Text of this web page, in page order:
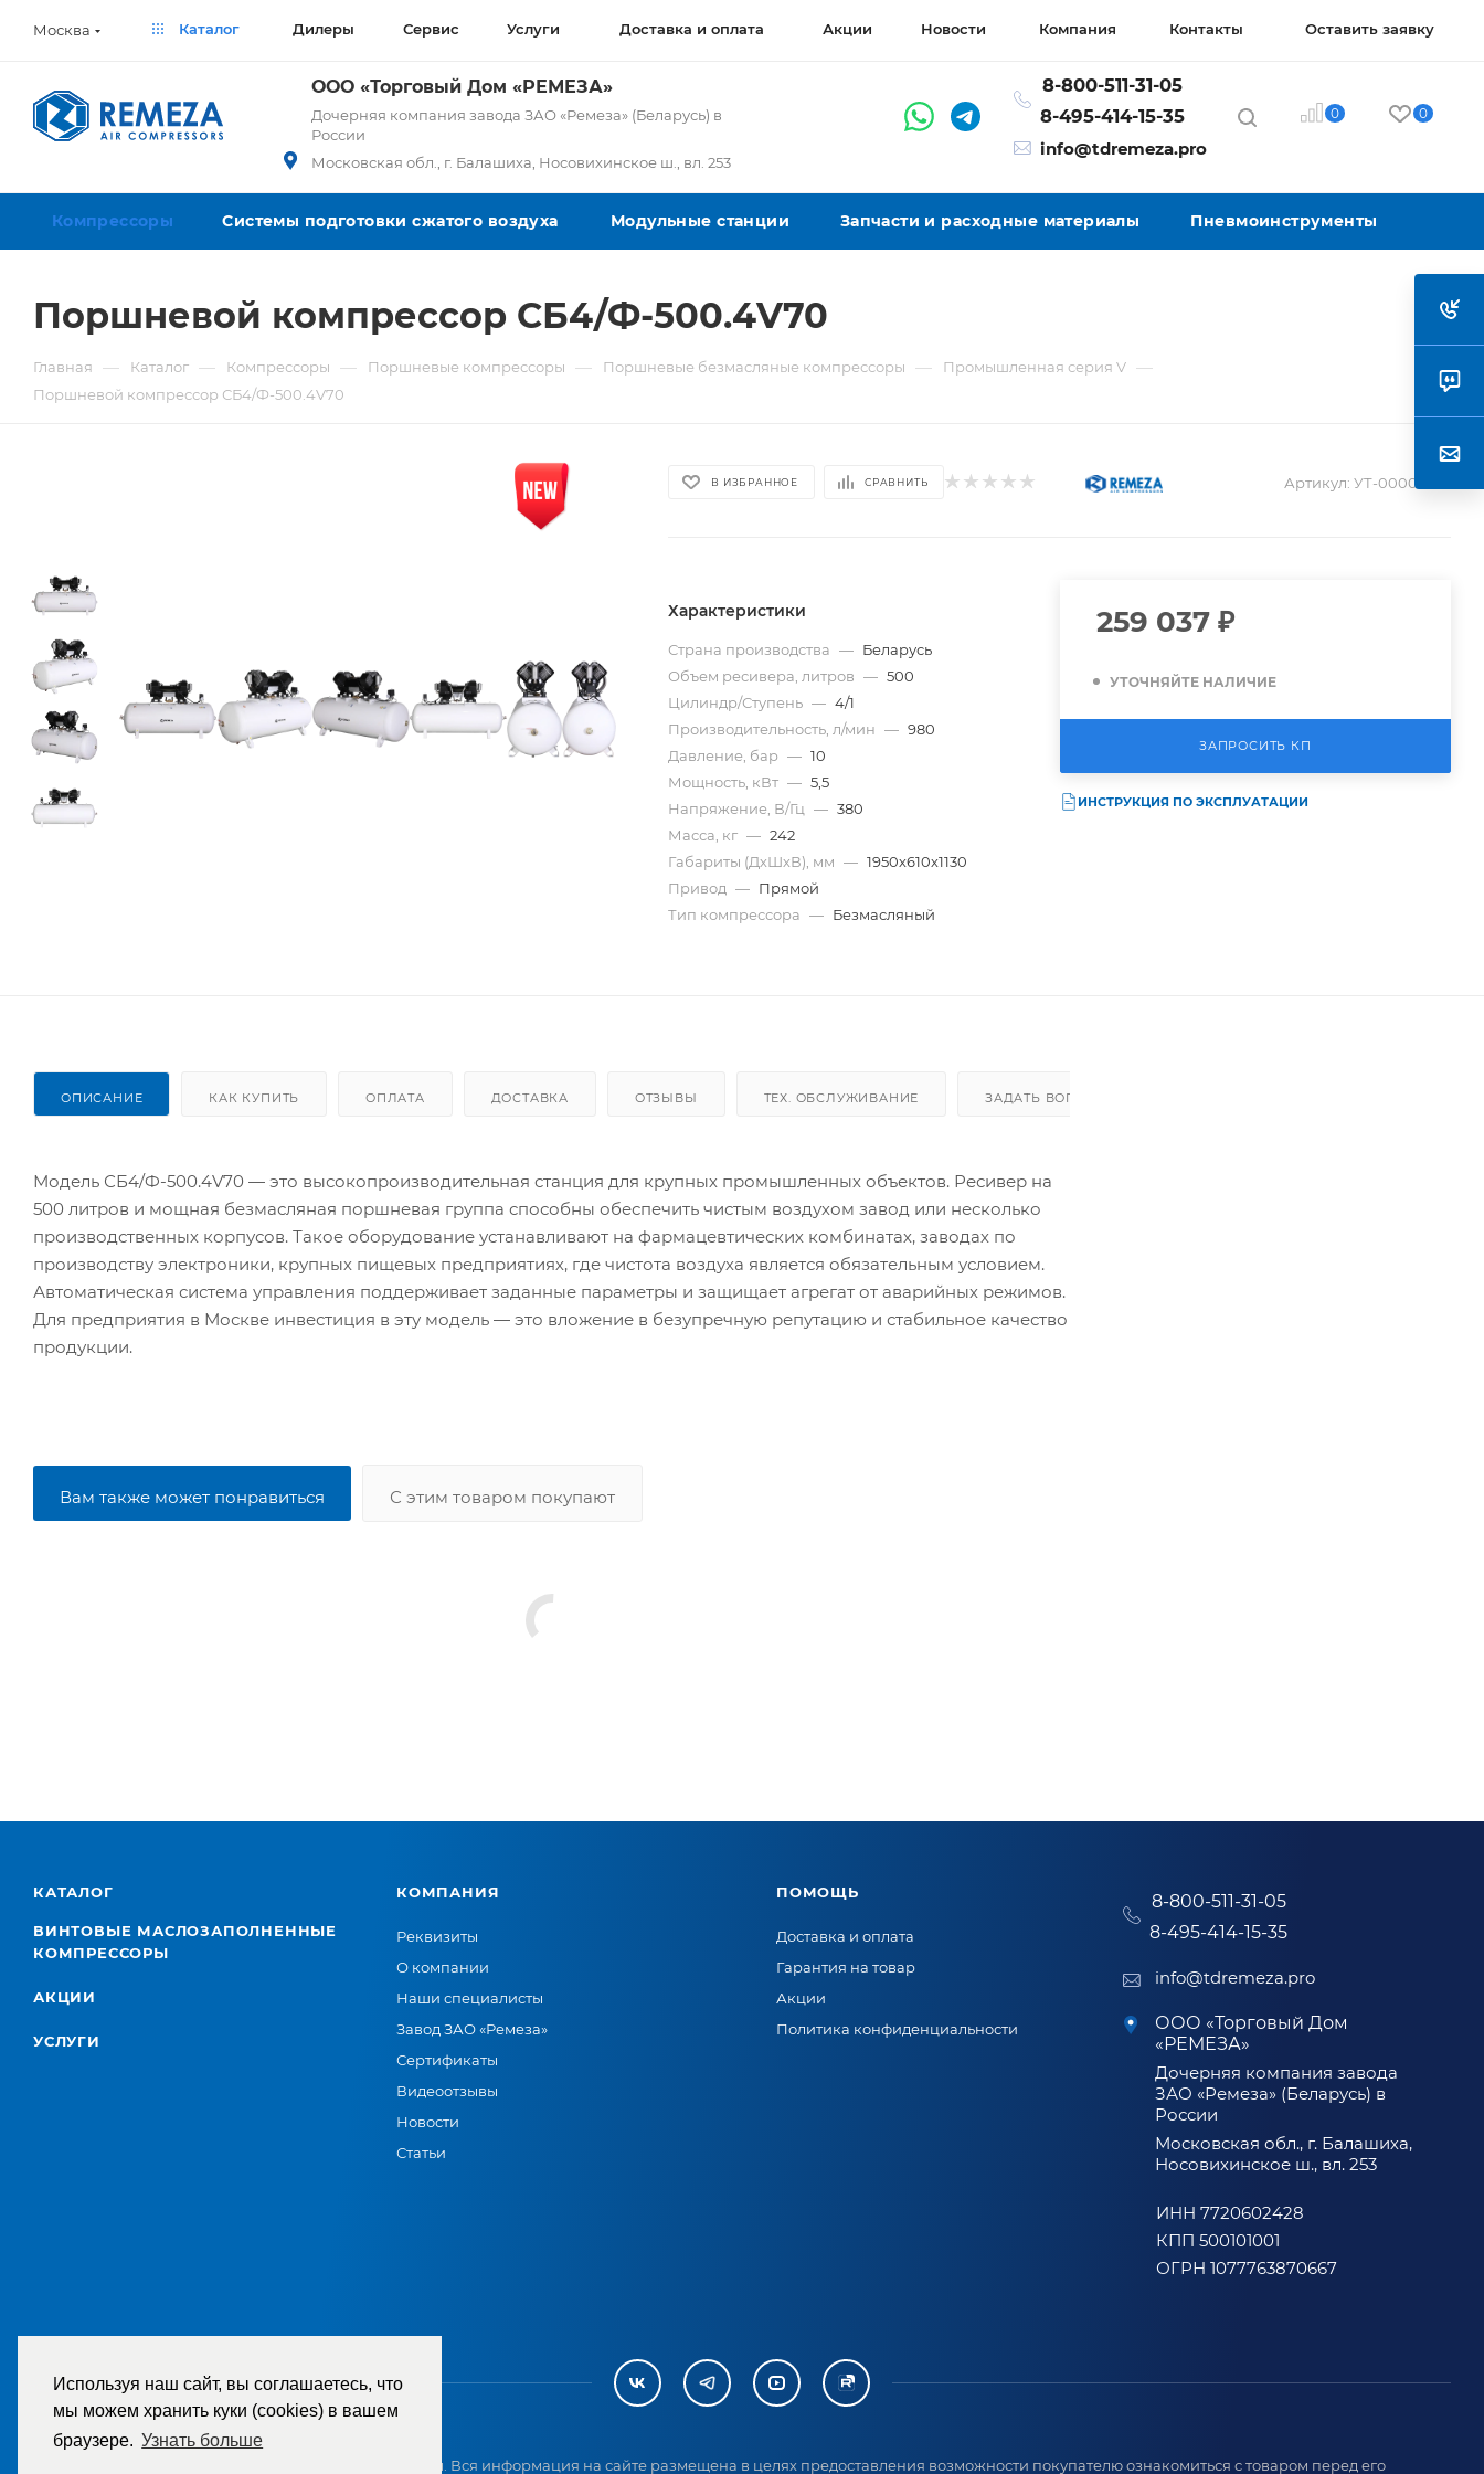
Используя наш сайт, вы соглашаетесь, что
мы можем хранить куки (cookies) в вашем
браузере. Узнать больше
Москва Каталог Дилеры Сервис Услуги Доставка и оплата Акции Новости Компания Контакты Оставить заявку
ООО «Торговый Дом «РЕМЕЗА»
Дочерняя компания завода ЗАО «Ремеза» (Беларусь) в
России
Московская обл., г. Балашиха, Носовихинское ш., вл. 253
8-800-511-31-05
8-495-414-15-35
info@tdremeza.pro
0 0
Компрессоры Системы подготовки сжатого воздуха Модульные станции Запчасти и расходные материалы Пневмоинструменты
Поршневой компрессор СБ4/Ф-500.4V70
Главная — Каталог — Компрессоры — Поршневые компрессоры — Поршневые безмасляные компрессоры — Промышленная серия V —
Поршневой компрессор СБ4/Ф-500.4V70
В ИЗБРАННОЕ СРАВНИТЬ Артикул: УТ-00005032
Характеристики
Страна производства — Беларусь
Объем ресивера, литров — 500
Цилиндр/Ступень — 4/1
Производительность, л/мин — 980
Давление, бар — 10
Мощность, кВт — 5,5
Напряжение, В/Гц — 380
Масса, кг — 242
Габариты (ДхШхВ), мм — 1950х610х1130
Привод — Прямой
Тип компрессора — Безмасляный
259 037₽
УТОЧНЯЙТЕ НАЛИЧИЕ
ЗАПРОСИТЬ КП
ИНСТРУКЦИЯ ПО ЭКСПЛУАТАЦИИ
ОПИСАНИЕ КАК КУПИТЬ ОПЛАТА ДОСТАВКА ОТЗЫВЫ ТЕХ. ОБСЛУЖИВАНИЕ ЗАДАТЬ ВОПРОС
Модель СБ4/Ф-500.4V70 — это высокопроизводительная станция для крупных промышленных объектов. Ресивер на
500 литров и мощная безмасляная поршневая группа способны обеспечить чистым воздухом завод или несколько
производственных корпусов. Такое оборудование устанавливают на фармацевтических комбинатах, заводах по
производству электроники, крупных пищевых предприятиях, где чистота воздуха является обязательным условием.
Автоматическая система управления поддерживает заданные параметры и защищает агрегат от аварийных режимов.
Для предприятия в Москве инвестиция в эту модель — это вложение в безупречную репутацию и стабильное качество
продукции.
Вам также может понравиться С этим товаром покупают
КАТАЛОГ
ВИНТОВЫЕ МАСЛОЗАПОЛНЕННЫЕ
КОМПРЕССОРЫ
АКЦИИ
УСЛУГИ
КОМПАНИЯ
Реквизиты
О компании
Наши специалисты
Завод ЗАО «Ремеза»
Сертификаты
Видеоотзывы
Новости
Статьи
ПОМОЩЬ
Доставка и оплата
Гарантия на товар
Акции
Политика конфиденциальности
8-800-511-31-05
8-495-414-15-35
info@tdremeza.pro
ООО «Торговый Дом
«РЕМЕЗА»
Дочерняя компания завода
ЗАО «Ремеза» (Беларусь) в
России
Московская обл., г. Балашиха,
Носовихинское ш., вл. 253
ИНН 7720602428
КПП 500101001
ОГРН 1077763870667
2007-2026 © ООО «ТД «РЕМЕЗА». Все права защищены. Вся информация на сайте размещена в целях предоставления возможности покупателю ознакомиться с товаром перед его